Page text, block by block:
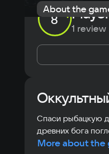
About the
8
1 review
Спаси рыбацкую
древних бога
More about the